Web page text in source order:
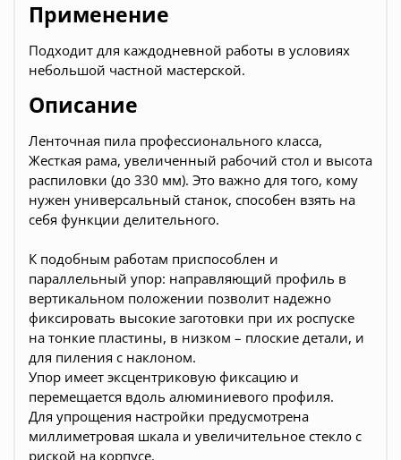
Применение
Подходит для каждодневной работы в условиях
небольшой частной мастерской.
Описание
Ленточная пила профессионального класса,
Жесткая рама, увеличенный рабочий стол и высота
распиловки (до 330 мм). Это важно для того, кому
нужен универсальный станок, способен взять на
себя функции делительного.
К подобным работам приспособлен и
параллельный упор: направляющий профиль в
вертикальном положении позволит надежно
фиксировать высокие заготовки при их роспуске
на тонкие пластины, в низком – плоские детали, и
для пиления с наклоном.
Упор имеет эксцентриковую фиксацию и
перемещается вдоль алюминиевого профиля.
Для упрощения настройки предусмотрена
миллиметровая шкала и увеличительное стекло с
риской на корпусе.